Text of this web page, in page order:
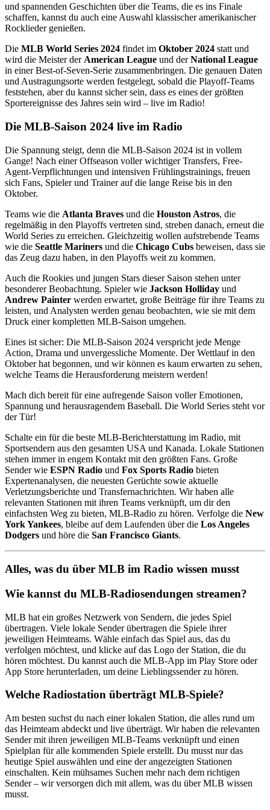
und spannenden Geschichten über die Teams, die es ins Finale
schaffen, kannst du auch eine Auswahl klassischer amerikanischer
Rocklieder genießen.
Die MLB World Series 2024 findet im Oktober 2024 statt und
wird die Meister der American League und derNational League
in einer Best-of-Seven-Serie zusammenbringen. Die genauen Daten
und Austragungsorte werden festgelegt, sobald die Playoff-Teams
feststehen, aber du kannst sicher sein, dass es eines der größten
Sportereignisse des Jahres sein wird – live im Radio!
Die MLB-Saison 2024 live im Radio
Die Spannung steigt, denn die MLB-Saison 2024 ist in vollem
Gange! Nach einer Offseason voller wichtiger Transfers, Free-
Agent-Verpflichtungen und intensiven Frühlingstrainings, freuen
sich Fans, Spieler und Trainer auf die lange Reise bis in den
Oktober.
Teams wie die Atlanta Braves und die Houston Astros, die
regelmäßig in den Playoffs vertreten sind, streben danach, erneut die
World Series zu erreichen. Gleichzeitig wollen aufstrebende Teams
wie die Seattle Mariners und die Chicago Cubs beweisen, dass sie
das Zeug dazu haben, in den Playoffs weit zu kommen.
Auch die Rookies und jungen Stars dieser Saison stehen unter
besonderer Beobachtung. Spieler wie Jackson Holliday und
Andrew Painter werden erwartet, große Beiträge für ihre Teams zu
leisten, und Analysten werden genau beobachten, wie sie mit dem
Druck einer kompletten MLB-Saison umgehen.
Eines ist sicher: Die MLB-Saison 2024 verspricht jede Menge
Action, Drama und unvergessliche Momente. Der Wettlauf in den
Oktober hat begonnen, und wir können es kaum erwarten zu sehen,
welche Teams die Herausforderung meistern werden!
Mach dich bereit für eine aufregende Saison voller Emotionen,
Spannung und herausragendem Baseball. Die World Series steht vor
der Tür!
Schalte ein für die beste MLB-Berichterstattung im Radio, mit
Sportsendern aus den gesamten USA und Kanada. Lokale Stationen
stehen immer in engem Kontakt mit den größten Fans. Große
Sender wie ESPN Radio und Fox Sports Radio bieten
Expertenanalysen, die neuesten Gerüchte sowie aktuelle
Verletzungsberichte und Transfernachrichten. Wir haben alle
relevanten Stationen mit ihren Teams verknüpft, um dir den
einfachsten Weg zu bieten, MLB-Radio zu hören. Verfolge die New
York Yankees, bleibe auf dem Laufenden über die Los Angeles
Dodgers und höre die San Francisco Giants.
Alles, was du über MLB im Radio wissen musst
Wie kannst du MLB-Radiosendungen streamen?
MLB hat ein großes Netzwerk von Sendern, die jedes Spiel
übertragen. Viele lokale Sender übertragen die Spiele ihrer
jeweiligen Heimteams. Wähle einfach das Spiel aus, das du
verfolgen möchtest, und klicke auf das Logo der Station, die du
hören möchtest. Du kannst auch die MLB-App im Play Store oder
App Store herunterladen, um deine Lieblingssender zu hören.
Welche Radiostation überträgt MLB-Spiele?
Am besten suchst du nach einer lokalen Station, die alles rund um
das Heimteam abdeckt und live überträgt. Wir haben die relevanten
Sender mit ihren jeweiligen MLB-Teams verknüpft und einen
Spielplan für alle kommenden Spiele erstellt. Du musst nur das
heutige Spiel auswählen und eine der angezeigten Stationen
einschalten. Kein mühsames Suchen mehr nach dem richtigen
Sender – wir versorgen dich mit allem, was du über MLB wissen
musst.